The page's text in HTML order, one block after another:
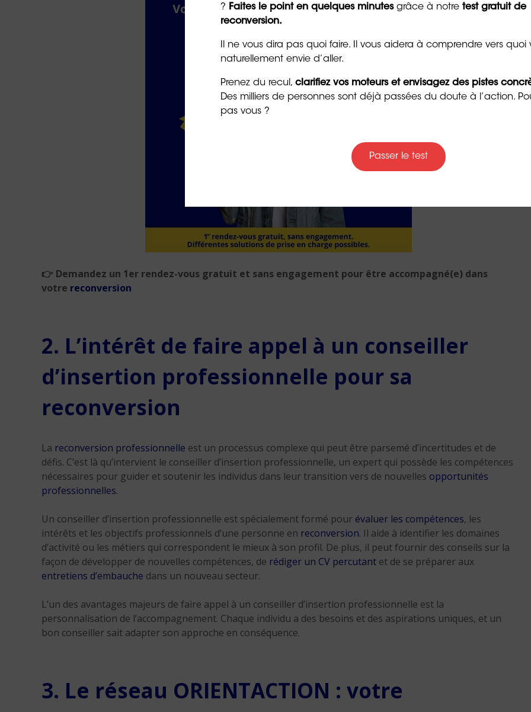
👉 Demandez un 1er rendez-vous gratuit et sans engagement pour être accompagné(e) dans
votre reconversion
2. L’intérêt de faire appel à un conseiller
d’insertion professionnelle pour sa
reconversion
La reconversion professionnelle est un processus complexe qui peut être parsemé d’incertitudes et de
défis. C’est là qu’intervient le conseiller d’insertion professionnelle, un expert qui possède les compétences
nécessaires pour guider et soutenir les individus dans leur transition vers de nouvelles opportunités
professionnelles.
Un conseiller d’insertion professionnelle est spécialement formé pour évaluer les compétences, les
intérêts et les objectifs professionnels d’une personne en reconversion. Il aide à identifier les domaines
d’activité ou les métiers qui correspondent le mieux à son profil. De plus, il peut fournir des conseils sur la
façon de développer de nouvelles compétences, de rédiger un CV percutant et de se préparer aux
entretiens d’embauche dans un nouveau secteur.
L’un des avantages majeurs de faire appel à un conseiller d’insertion professionnelle est la
personnalisation de l’accompagnement. Chaque individu a des besoins et des aspirations uniques, et un
bon conseiller sait adapter son approche en conséquence.
3. Le réseau ORIENTACTION : votre
gentils pour souhaiter
bon anniversaire
? Faites le point en quelques minutesgrâce à notre test gratuit de
reconversion.
Il ne vous dira pas quoi faire. Il vous aidera à comprendre vers quoi
naturellement envie d’aller.
Prenez du recul, clarifiez vos moteurs et envisagez des pistes
Des milliers de personnes sont déjà passées du doute à l’action.
pas vous ?
Passer le test